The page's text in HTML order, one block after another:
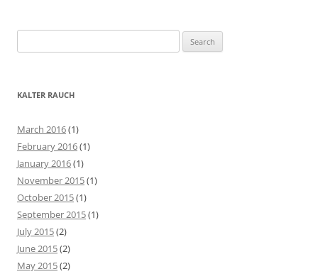
e
r
h
f
o
r
:
KALTER RAUCH
March 2016(1)
February 2016(1)
January 2016(1)
November 2015(1)
October 2015(1)
September 2015(1)
July 2015(2)
June 2015(2)
May 2015(2)